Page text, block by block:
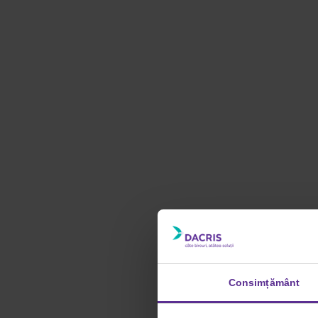
Consimțământ